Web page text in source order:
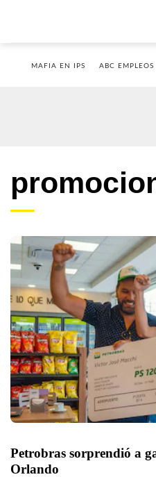
MAFIA EN IPS ABC EMPLEOS
Petrobras sorprendió a
Orlando